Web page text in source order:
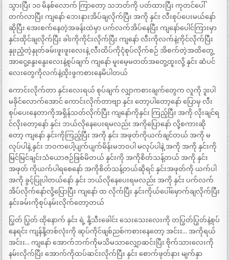
သွားပြီး ၁၀ မိနစ်လောက် ကြာတော့ သဘတ်ကို ပတ်ထားပြီး ကုတင်ပေါ်
တက်လာပြီး ကျနော် ဘေးနားအိပ်ချလိုက်ပြီး အကို နှင်း လီးစုပ်ပေးမယ်နော်
ဆိုပြီး အေးစက်နေတဲ့အခန်းထဲမှာ ပက်လက်အိပ်နေပြီး ကျနော်ပေါင်ကြားမှာ
နှင်းထိုင်ချလိုက်ပြီး ခါးကိုကိုင်းလိုက်ပြီး ကျနော် လီးကိုလက်နဲ့ကိုင်လိုက်ပြီး
နှုးညံ့တဲ့နှုတ်ခမ်းဖူးဖူးလေးနဲ့ လီးထိပ်ကိုငုံစုပ်လိုက်စဉ် အိစက်တဲ့အထိတွေ့
အာငွေ့နွေးနွေးလေးနဲ့စုပ်ချက် ကျနော် မူးမေ့မတတ်အတွေ့ထူးလို့ နှင်း ဆံပင်
လေးတွေကိုလက်နဲ့ထိုးဖွကစားနေမိပါတယ်
ကောင်းလိုက်တာ နှင်းလေးရယ် စုပ်ချက် လျှာကစားချက်တွေက လူကို ဒူးပါ
မခိုင်လောက်အောင် ကောင်းလိုက်တာဗျာ နှင်း တော့ပါတော့နော် ပြောမှ လီး
စုပ်ပေးနေတာကိုအရှိန်သတ်လိုက်ပြီး ကျနော်ကိုနှင်း ကြည့်ပြီး အကို လိုးချင်ရ
င်လိုးတော့နော် နှင်း ဘယ်လိုနေပေးရမလည်း အကိုပြောနော် လို့စကားဆို
တော့ ကျနော် နှင်းကိုကြည့်ပြီး အကို နှင်း အဖုတ်ကိုယက်ချင်တယ် အကို မ
လုပ်ပါနဲ့ နှင်း ဘဝကပေါ့ပျက်ပျက်မိန်းမဘဝပါ မလုပ်ပါနဲ့ အကို အကို နှင်းကို
မြင်မြင်ချင်းသံယောဇဉ်ဖြစ်မိတယ် နှင်းကို အကိုစိတ်သန့်တယ် အကို နှင်း
အဖုတ် ကိုယက်ပါရစေနော် အကိုစိတ်သန့်တယ်ဆိုရင် နှင်းအဖုတ်ကို ယက်ပါ
အကို ခွင့်ပြုပါတယ်နော် နှင်း ဘယ်လိုနေပေးရမလည်း အကို နှင်း ပက်လက်
အိပ်လိုက်နော်လို့ပြောပြီး ကျနော် ထ လိုက်ပြီး နှင်းကိုယ်ပေါ်မှောက်ချလိုက်ပြီး
နှင်းခမ်းကိုစုပ်နမ်းလိုက်တော့တယ်
ပြွတ် ပြွတ် ထိုနောက် နှင်း ရဲ့ နို့သီးခေါင်း သေးသေးလေးကို တပြွတ်ပြွတ်နဲ့စုပ်
နေရင်း ကျန်နို့တစ်လုံးကို ဆုပ်ကိုင်ဖျစ်ညစ်ကစားနေတော့ အင်းး… အကိုရယ်
အင်းး… ကျနော် အောက်ဘက်ကိုမသိမသာလျှောဆင်းပြီး ဗိုက်သားလေးကို
နမ်းလိုက်ပြီး အောက်ကိုထပ်ဆင်းလိုက်ပြီး နှင်း စောက်ဖုတ်နား မျက်နှာ